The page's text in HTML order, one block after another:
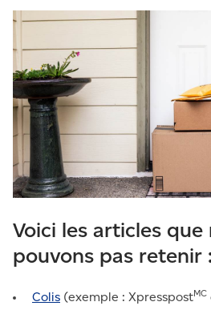
Voici les articles que
pouvons pas retenir
Colis (exemple : XpresspostMC